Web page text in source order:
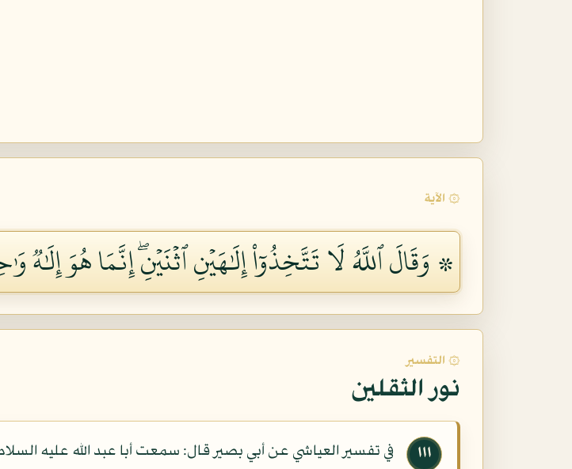
۞ الآية
۞ وَقَالَ ٱللَّهُ لَا تَتَّخِذُوٓاْ إِلَٰهَيۡنِ ٱثۡنَيۡنِۖ إِنَّمَا هُوَ إِلَٰهٞ
۞ التفسير
نور الثقلين
١١١
في تفسير العياشي عن أبي بصير قال: سمعت أبا عبد الله عليه